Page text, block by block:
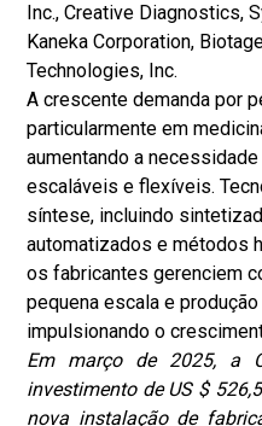
Inc., Creative Diagnostics,
Kaneka Corporation,
Technologies, Inc.
A crescente demanda por
particularmente em
aumentando a
escaláveis ​​e flexíveis.
síntese, incluindo
automatizados e métodos
os fabricantes gerenciem
pequena escala e
impulsionando o
Em março de 2025, a
investimento de US $
nova instalação de